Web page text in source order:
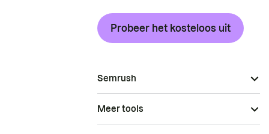
Probeer het kosteloos uit
Semrush
Meer tools